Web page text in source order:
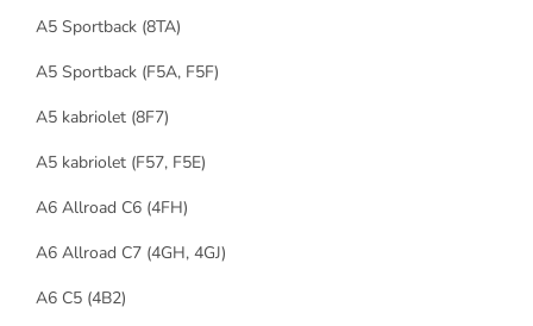
A5 Sportback (8TA)
A5 Sportback (F5A, F5F)
A5 kabriolet (8F7)
A5 kabriolet (F57, F5E)
A6 Allroad C6 (4FH)
A6 Allroad C7 (4GH, 4GJ)
A6 C5 (4B2)